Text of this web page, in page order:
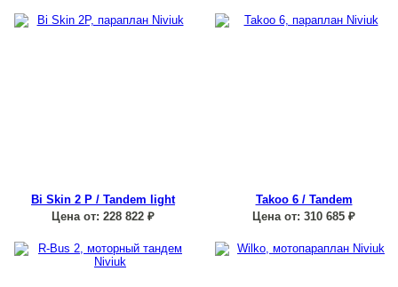
Bi Skin 2 P / Tandem light
Цена от: 228 822 ₽
Takoo 6 / Tandem
Цена от: 310 685 ₽